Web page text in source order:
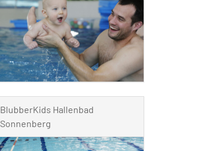
BlubberKids Hallenbad
Sonnenberg